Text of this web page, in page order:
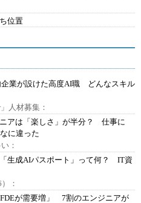
位置
業が設けた高度AI職 どんなスキル
人材募集：
アは「楽しさ」が半分？ 仕事に
に違った
：
生成AIパスポート」って何？ IT資
：
が需要増」 7割のエンジニアが